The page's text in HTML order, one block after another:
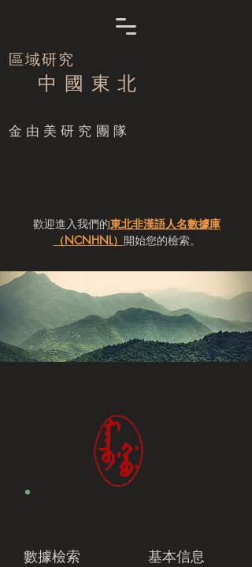
區域研究
中 國 東 北
​金由美研究團隊
歡迎進入我們的東北非漢語人名數據庫
（NCNHNL） 開始您的檢索。
數據檢索 基本信息